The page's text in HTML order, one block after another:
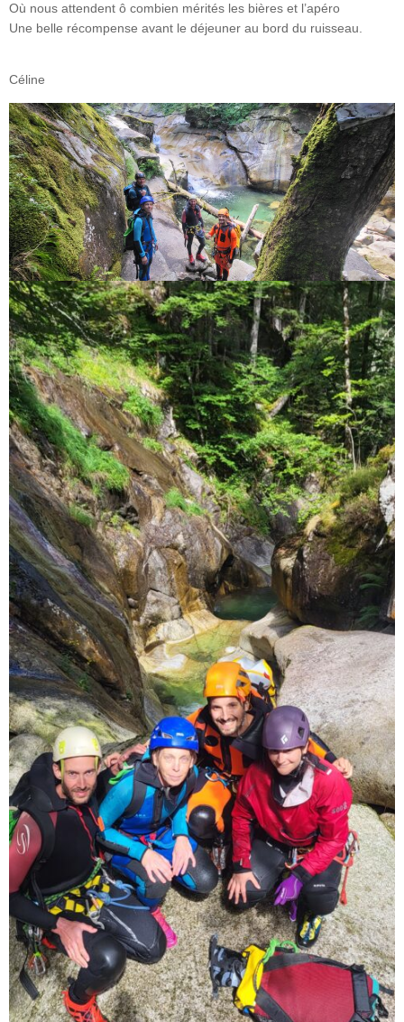
Où nous attendent ô combien mérités les bières et l’apéro
Une belle récompense avant le déjeuner au bord du ruisseau.
Céline